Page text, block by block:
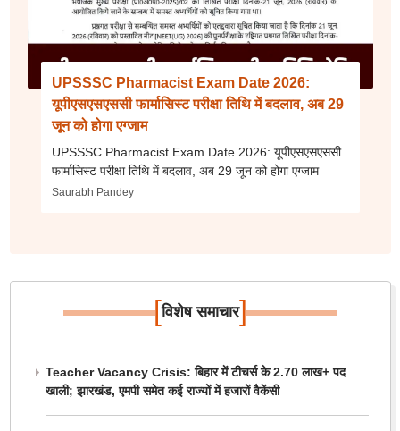
UPSSSC Pharmacist Exam Date 2026:
यूपीएसएसएससी फार्मासिस्ट परीक्षा तिथि में बदलाव, अब 29
जून को होगा एग्जाम
UPSSSC Pharmacist Exam Date 2026: यूपीएसएसएससी
फार्मासिस्ट परीक्षा तिथि में बदलाव, अब 29 जून को होगा एग्जाम
Saurabh Pandey
[विशेष समाचार]
Teacher Vacancy Crisis: बिहार में टीचर्स के 2.70 लाख+ पद
खाली; झारखंड, एमपी समेत कई राज्यों में हजारों वैकेंसी